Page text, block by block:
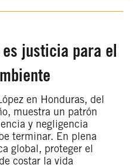
justicia para el
en Honduras, del
muestra un patrón
y negligencia
terminar. En plena
global, proteger el
costar la vida